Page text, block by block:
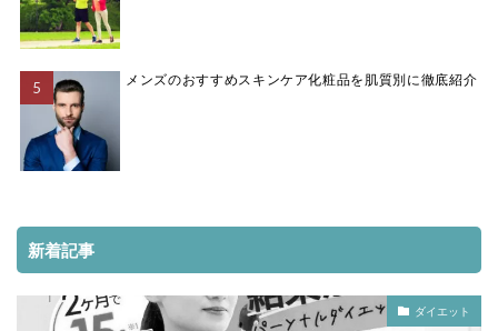
メンズのおすすめスキンケア化粧品を肌質別に徹底紹介
新着記事
ダイエット